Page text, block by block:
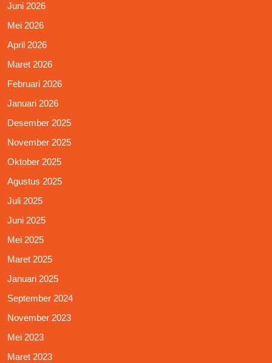
Juni 2026
Mei 2026
April 2026
Maret 2026
Februari 2026
Januari 2026
Desember 2025
November 2025
Oktober 2025
Agustus 2025
Juli 2025
Juni 2025
Mei 2025
Maret 2025
Januari 2025
September 2024
November 2023
Mei 2023
Maret 2023